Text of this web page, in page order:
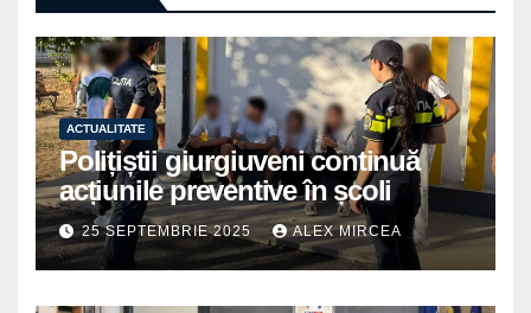
ACTUALITATE
Polițiștii giurgiuveni continuă
acțiunile preventive în școli
25 SEPTEMBRIE 2025 ALEX MIRCEA